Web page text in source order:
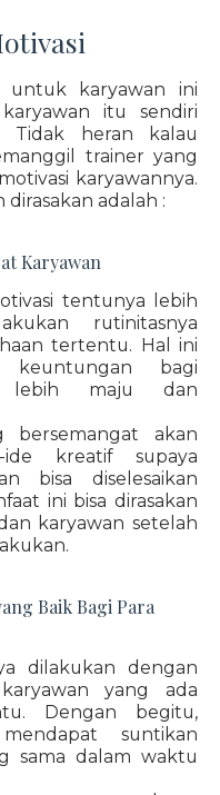
untuk karyawan ini
itu sendiri
Tidak heran kalau
trainer yang
karyawannya.
adalah :
Karyawan
tentunya lebih
rutinitasnya
tertentu. Hal ini
bagi
lebih maju dan
bersemangat akan
kreatif supaya
bisa diselesaikan
ini bisa dirasakan
karyawan setelah
Baik Bagi Para
dilakukan dengan
yang ada
Dengan begitu,
suntikan
sama dalam waktu